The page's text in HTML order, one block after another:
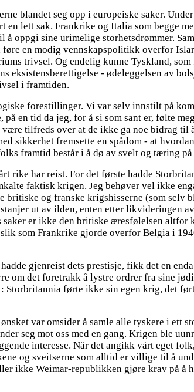
blandet seg opp i europeiske saker.
lett sak. Frankrike og Italia som begge
oppgi sine urimelige storhetsdrømmer.
en modig vennskapspolitikk overfor
trivsel. Og endelig kunne Tyskland,
eksistensberettigelse - ødeleggelsen av
i framtiden.
forestillinger. Vi var selv innstilt på
en tid da jeg, for å si som sant er, følte
tilfreds over at de ikke ga noe bidrag til
sikkerhet fremsette en spådom - at
framtid består i å dø av svelt og tæring på
rike har reist. For det første hadde
faktisk krigen. Jeg behøver vel ikke
og franske krigshisserne (som selv
ut av ilden, enten etter likvideringen
er ikke den britiske æresfølelsen altfor
som Frankrike gjorde overfor Belgia i
gjenreist dets prestisje, fikk det en
om det foretrakk å lystre ordrer fra sine
Storbritannia førte ikke sin egen krig, det
var omsider å samle alle tyskere i ett
seg mot oss med en gang. Krigen ble
interesse. Når det angikk vårt eget
og sveitserne som alltid er villige til å
ikke Weimar-republikken gjøre krav på å